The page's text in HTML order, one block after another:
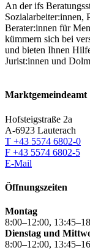
An der ifs
Sozialarbeiter:innen,
Berater:innen für
kümmern sich bei
und bieten Ihnen
Jurist:innen und
Marktgemeindeamt
Hofsteigstraße 2a
A-6923 Lauterach
T +43 5574 6802-0
F +43 5574 6802-5
E-Mail
Öffnungszeiten
Montag
8:00–12:00,
Dienstag und
8:00–12:00,